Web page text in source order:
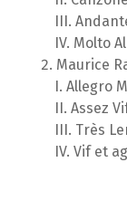
Molto
Maurice
Allegro
Assez
Très
Vif et